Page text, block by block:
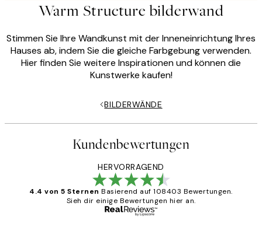
Warm Structure bilderwand
Stimmen Sie Ihre Wandkunst mit der Inneneinrichtung Ihres
Hauses ab, indem Sie die gleiche Farbgebung verwenden.
Hier finden Sie weitere Inspirationen und können die
Kunstwerke kaufen!
BILDERWÄNDE
Kundenbewertungen
HERVORRAGEND
4.4 von 5 Sternen Basierend auf 108403 Bewertungen.
Sieh dir einige Bewertungen hier an.